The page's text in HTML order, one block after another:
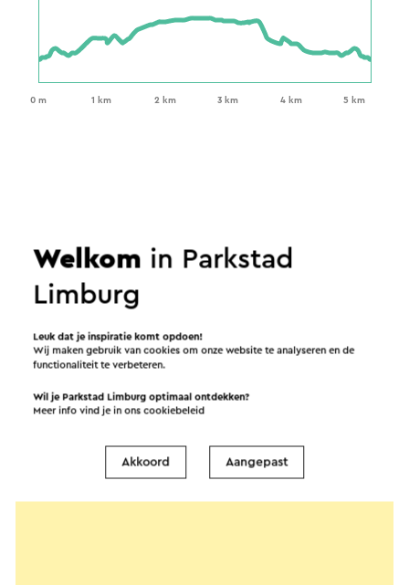
Welkom in Parkstad
Limburg
Leuk dat je inspiratie komt opdoen!
Wij maken gebruik van cookies om onze website te analyseren en de
functionaliteit te verbeteren.
Wil je Parkstad Limburg optimaal ontdekken?
Meer info vind je in onscookiebeleid
Akkoord Aangepast